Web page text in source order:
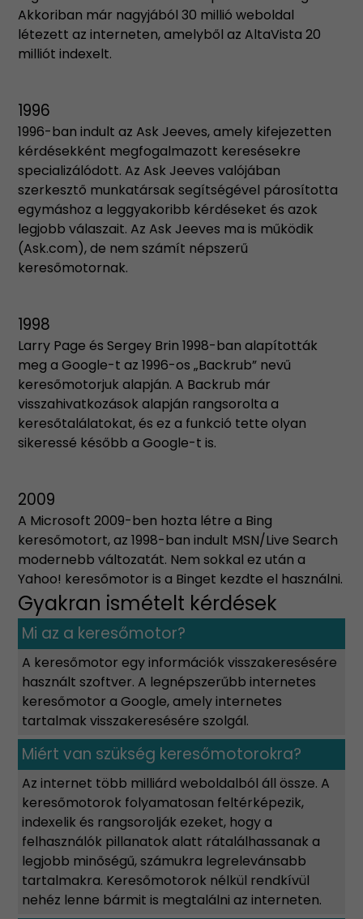
Akkoriban már nagyjából 30 millió weboldal
létezett az interneten, amelyből az AltaVista 20
milliót indexelt.
1996
1996-ban indult az Ask Jeeves, amely kifejezetten
kérdésekként megfogalmazott keresésekre
specializálódott. Az Ask Jeeves valójában
szerkesztő munkatársak segítségével párosította
egymáshoz a leggyakoribb kérdéseket és azok
legjobb válaszait. Az Ask Jeeves ma is működik
(Ask.com), de nem számít népszerű
keresőmotornak.
1998
Larry Page és Sergey Brin 1998-ban alapították
meg a Google-t az 1996-os „Backrub” nevű
keresőmotorjuk alapján. A Backrub már
visszahivatkozások alapján rangsorolta a
keresőtalálatokat, és ez a funkció tette olyan
sikeressé később a Google-t is.
2009
A Microsoft 2009-ben hozta létre a Bing
keresőmotort, az 1998-ban indult MSN/Live Search
modernebb változatát. Nem sokkal ez után a
Yahoo! keresőmotor is a Binget kezdte el használni.
Gyakran ismételt kérdések
Mi az a keresőmotor?
A keresőmotor egy információk visszakeresésére
használt szoftver. A legnépszerűbb internetes
keresőmotor a Google, amely internetes
tartalmak visszakeresésére szolgál.
Miért van szükség keresőmotorokra?
Az internet több milliárd weboldalból áll össze. A
keresőmotorok folyamatosan feltérképezik,
indexelik és rangsorolják ezeket, hogy a
felhasználók pillanatok alatt rátalálhassanak a
legjobb minőségű, számukra legrelevánsabb
tartalmakra. Keresőmotorok nélkül rendkívül
nehéz lenne bármit is megtalálni az interneten.